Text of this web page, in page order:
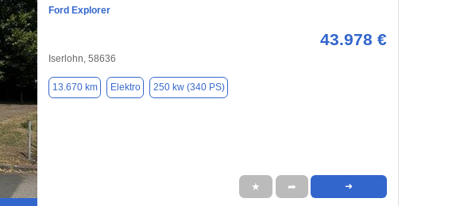
Ford Explorer
43.978 €
Iserlohn, 58636
13.670 km Elektro 250 kw (340 PS)
★ ➦ ➜